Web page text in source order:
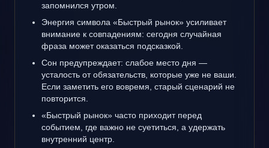
запомнился утром.
Энергия символа «Быстрый рынок» усиливает
внимание к совпадениям: сегодня случайная
фраза может оказаться подсказкой.
Сон предупреждает: слабое место дня —
усталость от обязательств, которые уже не ваши.
Если заметить его вовремя, старый сценарий не
повторится.
«Быстрый рынок» часто приходит перед
событием, где важно не суетиться, а удержать
внутренний центр.